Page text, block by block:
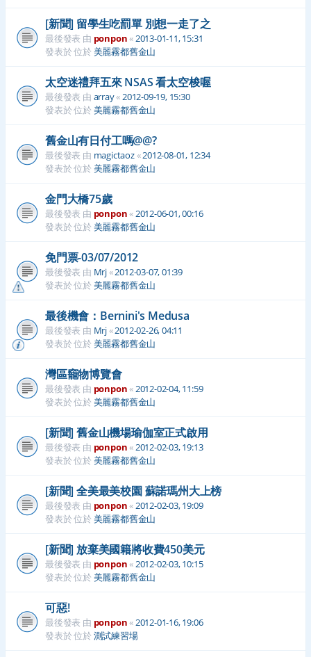
[新聞] 留學生吃罰單 別想一走了之
最後發表 由 ponpon« 2013-01-11, 15:31
發表於 位於 美麗霧都舊金山
太空迷禮拜五來 NSAS 看太空梭喔
最後發表 由 array« 2012-09-19, 15:30
發表於 位於 美麗霧都舊金山
舊金山有日付工嗎@@?
最後發表 由 magictaoz«2012-08-01, 12:34
發表於 位於 美麗霧都舊金山
金門大橋75歲
最後發表 由 ponpon« 2012-06-01, 00:16
發表於 位於 美麗霧都舊金山
免門票-03/07/2012
最後發表 由 Mrj«2012-03-07, 01:39
發表於 位於 美麗霧都舊金山
最後機會：Bernini's Medusa
最後發表 由 Mrj«2012-02-26, 04:11
發表於 位於 美麗霧都舊金山
灣區竉物博覽會
最後發表 由 ponpon« 2012-02-04, 11:59
發表於 位於 美麗霧都舊金山
[新聞] 舊金山機場瑜伽室正式啟用
最後發表 由 ponpon« 2012-02-03, 19:13
發表於 位於 美麗霧都舊金山
[新聞] 全美最美校園 蘇諾瑪州大上榜
最後發表 由 ponpon« 2012-02-03, 19:09
發表於 位於 美麗霧都舊金山
[新聞] 放棄美國籍將收費450美元
最後發表 由 ponpon« 2012-02-03, 10:15
發表於 位於 美麗霧都舊金山
可惡!
最後發表 由 ponpon« 2012-01-16, 19:06
發表於 位於 測試練習場